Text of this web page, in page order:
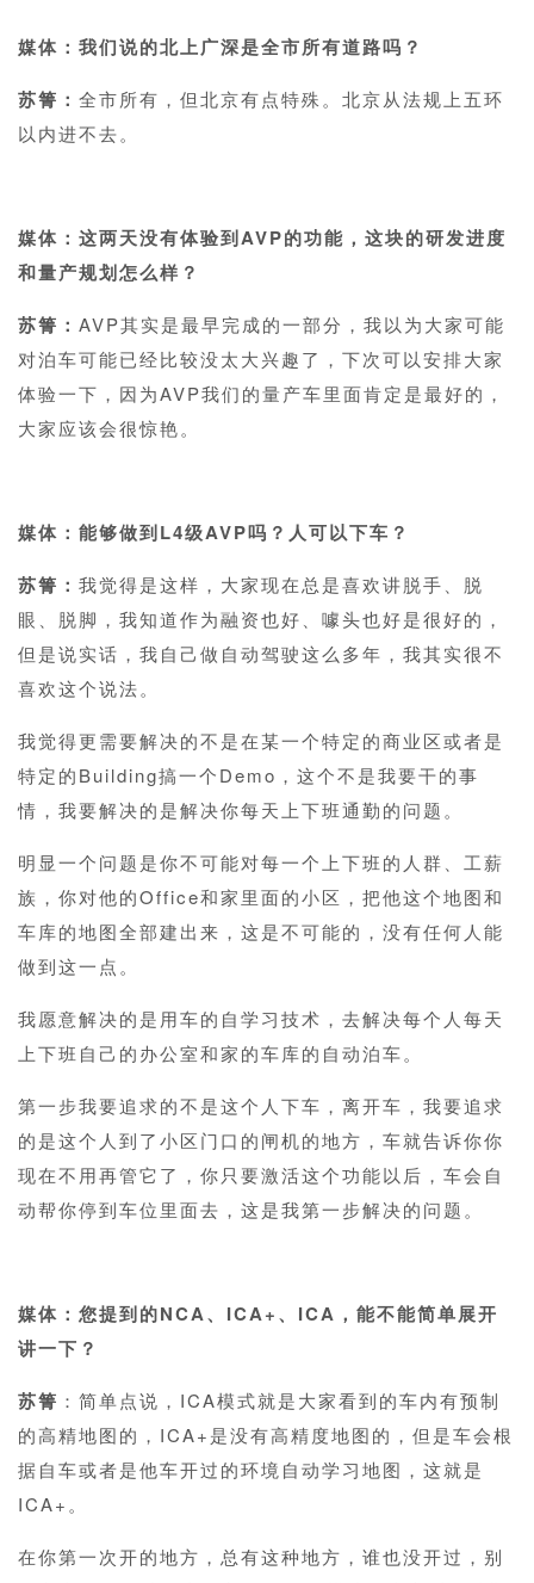
媒体：我们说的北上广深是全市所有道路吗？
苏箐： 全市所有，但北京有点特殊。北京从法规上五环
以内进不去。
媒体：这两天没有体验到AVP的功能，这块的研发进度
和量产规划怎么样？
苏箐： AVP其实是最早完成的一部分，我以为大家可能
对泊车可能已经比较没太大兴趣了，下次可以安排大家
体验一下，因为AVP我们的量产车里面肯定是最好的，
大家应该会很惊艳。
媒体：能够做到L4级AVP吗？人可以下车？
苏箐： 我觉得是这样，大家现在总是喜欢讲脱手、脱
眼、脱脚，我知道作为融资也好、噱头也好是很好的，
但是说实话，我自己做自动驾驶这么多年，我其实很不
喜欢这个说法。
我觉得更需要解决的不是在某一个特定的商业区或者是
特定的Building搞一个Demo，这个不是我要干的事
情，我要解决的是解决你每天上下班通勤的问题。
明显一个问题是你不可能对每一个上下班的人群、工薪
族，你对他的Office和家里面的小区，把他这个地图和
车库的地图全部建出来，这是不可能的，没有任何人能
做到这一点。
我愿意解决的是用车的自学习技术，去解决每个人每天
上下班自己的办公室和家的车库的自动泊车。
第一步我要追求的不是这个人下车，离开车，我要追求
的是这个人到了小区门口的闸机的地方，车就告诉你你
现在不用再管它了，你只要激活这个功能以后，车会自
动帮你停到车位里面去，这是我第一步解决的问题。
媒体：您提到的NCA、ICA+、ICA，能不能简单展开
讲一下？
苏箐 ：简单点说，ICA模式就是大家看到的车内有预制
的高精地图的，ICA+是没有高精度地图的，但是车会根
据自车或者是他车开过的环境自动学习地图，这就是
ICA+。
在你第一次开的地方，总有这种地方，谁也没开过，别